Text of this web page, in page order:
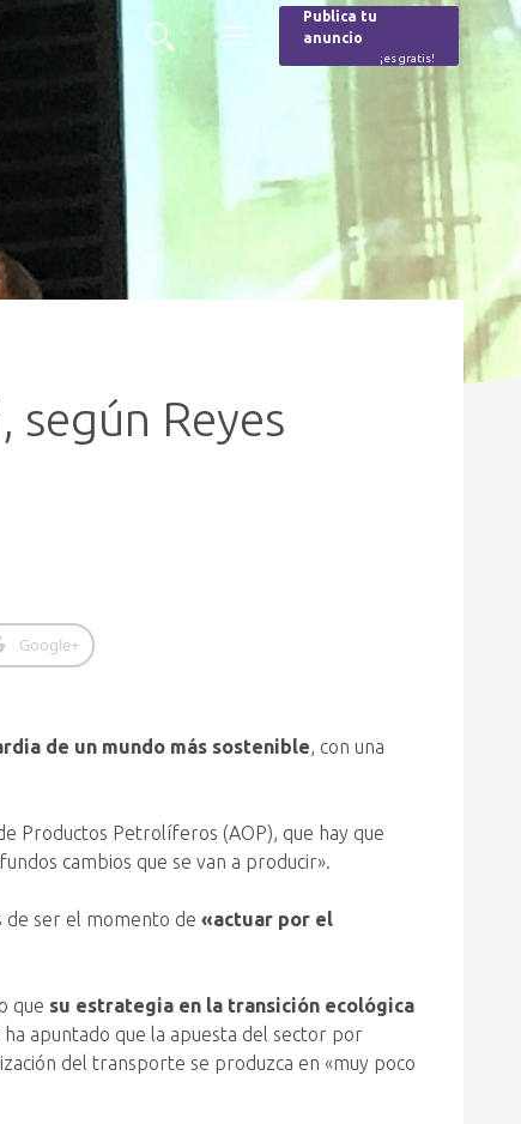
Buscar
Menú
Publica tu
anuncio
¡es gratis!
según Reyes
Google+
de un mundo más sostenible, con una
Productos Petrolíferos (AOP), que hay que
cambios que se van a producir».
de ser el momento de «actuar por el
que su estrategia en la transición ecológica
apuntado que la apuesta del sector por
del transporte se produzca en «muy poco